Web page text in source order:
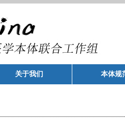
关于我们 本体规